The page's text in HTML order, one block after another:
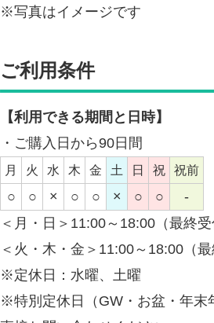
※写真はイメージです
ご利用条件
【利用できる期間と日時】
・ご購入日から90日間
月 火 水 木 金 土 日 祝 祝前
○ ○ × ○ ○ × ○ ○
-
＜月・日＞11:00～18:00（最終受
＜火・木・金＞11:00～18:00（最
※定休日：水曜、土曜
※特別定休日（GW・お盆・年末